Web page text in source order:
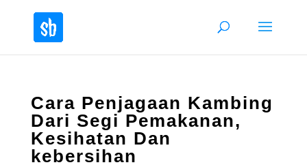
Cara Penjagaan Kambing
Dari Segi Pemakanan,
Kesihatan Dan
kebersihan